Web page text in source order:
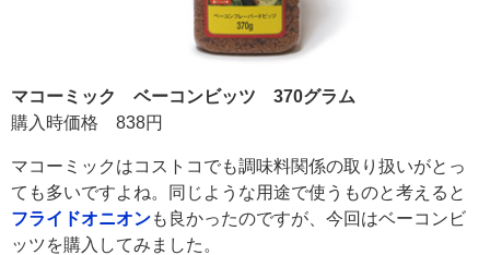
マコーミック ベーコンビッツ 370グラム
購入時価格 838円
マコーミックはコストコでも調味料関係の取り扱いがとっ
ても多いですよね。同じような用途で使うものと考えると
フライドオニオンも良かったのですが、今回はベーコンビ
ッツを購入してみました。